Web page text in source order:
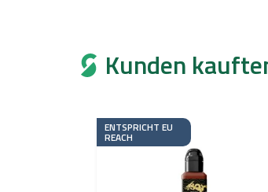
Kunden
ENTSPRICHT EU
REACH